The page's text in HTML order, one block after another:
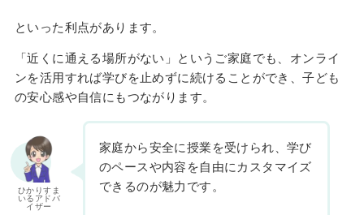
といった利点があります。
「近くに通える場所がない」というご家庭でも、オンライ
ンを活用すれば学びを止めずに続けることができ、子ども
の安心感や自信にもつながります。
ひかりすま
いるアドバ
イザー
家庭から安全に授業を受けられ、学び
のペースや内容を自由にカスタマイズ
できるのが魅力です。